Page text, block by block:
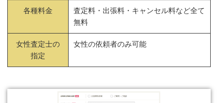
各種料金
査定料・出張料・キャンセル料など全て
無料
女性査定士の
指定
女性の依頼者のみ可能